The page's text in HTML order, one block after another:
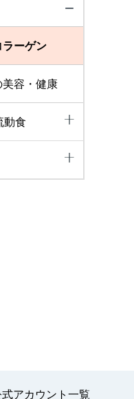
ーゲン
容・健康
動食
式アカウント一覧